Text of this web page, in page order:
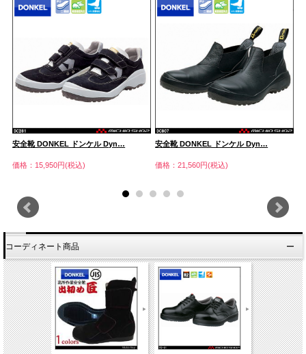
安全靴 DONKEL ドンケル Dyn…
価格：15,950円(税込)
安全靴 DONKEL ドンケル Dyn…
価格：21,560円(税込)
コーディネート商品